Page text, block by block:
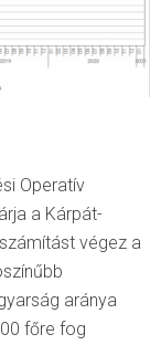
Operatív
a Kárpát-
végez a
aránya
főre fog